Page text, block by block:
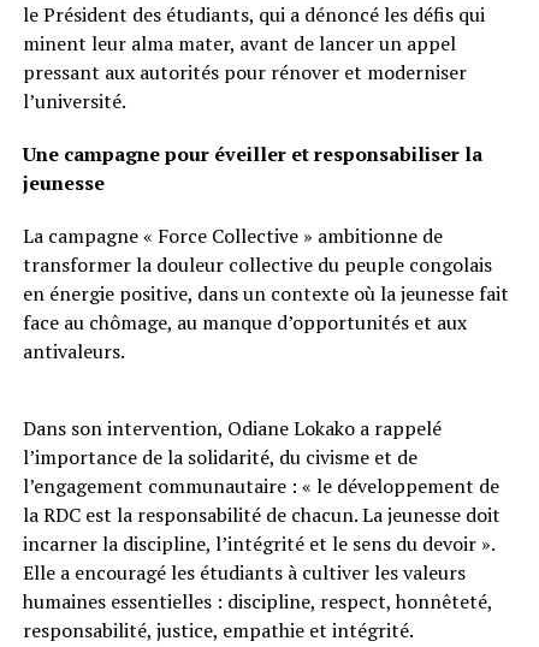
le Président des étudiants, qui a dénoncé les défis qui
minent leur alma mater, avant de lancer un appel
pressant aux autorités pour rénover et moderniser
l’université.
Une campagne pour éveiller et responsabiliser la
jeunesse
La campagne « Force Collective » ambitionne de
transformer la douleur collective du peuple congolais
en énergie positive, dans un contexte où la jeunesse fait
face au chômage, au manque d’opportunités et aux
antivaleurs.
Dans son intervention, Odiane Lokako a rappelé
l’importance de la solidarité, du civisme et de
l’engagement communautaire : « le développement de
la RDC est la responsabilité de chacun. La jeunesse doit
incarner la discipline, l’intégrité et le sens du devoir ».
Elle a encouragé les étudiants à cultiver les valeurs
humaines essentielles : discipline, respect, honnêteté,
responsabilité, justice, empathie et intégrité.